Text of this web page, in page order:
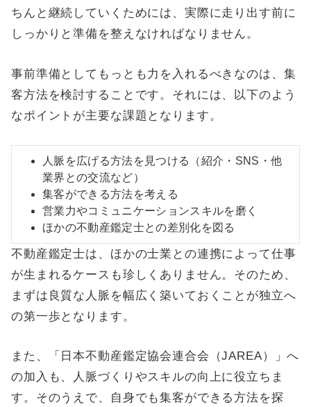
ちんと継続していくためには、実際に走り出す前に
しっかりと準備を整えなければなりません。
事前準備としてもっとも力を入れるべきなのは、集
客方法を検討することです。それには、以下のよう
なポイントが主要な課題となります。
人脈を広げる方法を見つける（紹介・SNS・他
業界との交流など）
集客ができる方法を考える
営業力やコミュニケーションスキルを磨く
ほかの不動産鑑定士との差別化を図る
不動産鑑定士は、ほかの士業との連携によって仕事
が生まれるケースも珍しくありません。そのため、
まずは良質な人脈を幅広く築いておくことが独立へ
の第一歩となります。
また、「日本不動産鑑定協会連合会（JAREA）」へ
の加入も、人脈づくりやスキルの向上に役立ちま
す。そのうえで、自身でも集客ができる方法を探